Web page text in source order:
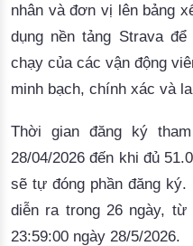
nhân và đơn vị lên bảng
dụng nền tảng Strava
chạy của các vận động
minh bạch, chính xác và
Thời gian đăng ký
28/04/2026 đến khi đủ
sẽ tự đóng phần đăng
diễn ra trong 26 ngày, từ
23:59:00 ngày 28/5/2026.